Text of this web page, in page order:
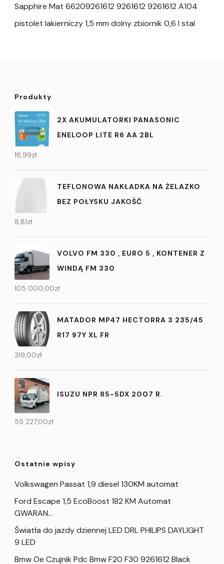
Sapphire Mat 66209261612 9261612 9261612 A104
pistolet lakierniczy 1,5 mm dolny zbiornik 0,6 l stal
Produkty
2X AKUMULATORKI PANASONIC
ENELOOP LITE R6 AA 2BL
18,99zł
TEFLONOWA NAKŁADKA NA ŻELAZKO
BEZ POŁYSKU JAKOŚĆ
8,81zł
VOLVO FM 330 , EURO 5 , KONTENER Z
WINDĄ FM 330
105 000,00zł
MATADOR MP47 HECTORRA 3 235/45
R17 97Y XL FR
319,00zł
ISUZU NPR 85-5DX 2007 R.
55 227,00zł
Ostatnie wpisy
Volkswagen Passat 1,9 diesel 130KM automat
Ford Escape 1,5 EcoBoost 182 KM Automat
GWARAN…
Światła do jazdy dziennej LED DRL PHILIPS DAYLIGHT
9 LED
Bmw Oe Czujnik Pdc Bmw F20 F30 9261612 Black